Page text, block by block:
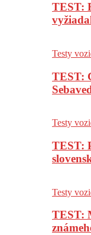
TEST:
Testy
TEST:
Testy
TEST:
Testy
TEST: